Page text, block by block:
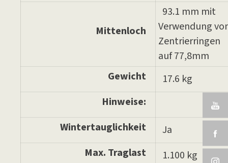
Mittenloch
93.1 mm mit
Verwendung
Zentrierringen
auf 77,8mm
Gewicht
17.6 kg
Hinweise:
Wintertauglichkeit
Ja
Max. Traglast
1.100 kg